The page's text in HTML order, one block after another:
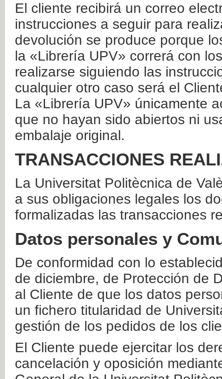
El cliente recibirá un correo
instrucciones a seguir para
devolución se produce porque
la «Librería UPV» correrá con
realizarse siguiendo las
cualquier otro caso será el
La «Librería UPV» únicamente
que no hayan sido abiertos ni
embalaje original.
TRANSACCIONES
La Universitat Politècnica de
a sus obligaciones legales los
formalizadas las transacciones
Datos personales y
De conformidad con lo
de diciembre, de Protección de
al Cliente de que los datos
un fichero titularidad de
gestión de los pedidos de los
El Cliente puede ejercitar los
cancelación y oposición